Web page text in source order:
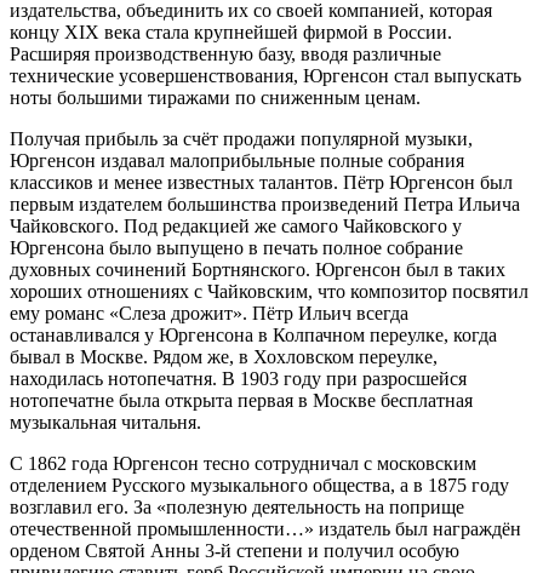
издательства, объединить их со своей компанией, которая
концу XIX века стала крупнейшей фирмой в России.
Расширяя производственную базу, вводя различные
технические усовершенствования, Юргенсон стал выпускать
ноты большими тиражами по сниженным ценам.
Получая прибыль за счёт продажи популярной музыки,
Юргенсон издавал малоприбыльные полные собрания
классиков и менее известных талантов. Пётр Юргенсон был
первым издателем большинства произведений Петра Ильича
Чайковского. Под редакцией же самого Чайковского у
Юргенсона было выпущено в печать полное собрание
духовных сочинений Бортнянского. Юргенсон был в таких
хороших отношениях с Чайковским, что композитор посвятил
ему романс «Слеза дрожит». Пётр Ильич всегда
останавливался у Юргенсона в Колпачном переулке, когда
бывал в Москве. Рядом же, в Хохловском переулке,
находилась нотопечатня. В 1903 году при разросшейся
нотопечатне была открыта первая в Москве бесплатная
музыкальная читальня.
С 1862 года Юргенсон тесно сотрудничал с московским
отделением Русского музыкального общества, а в 1875 году
возглавил его. За «полезную деятельность на поприще
отечественной промышленности…» издатель был награждён
орденом Святой Анны 3-й степени и получил особую